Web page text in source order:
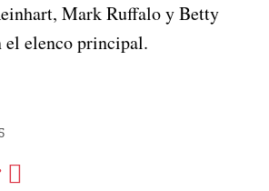
Mark Ruffalo y Betty
elenco principal.